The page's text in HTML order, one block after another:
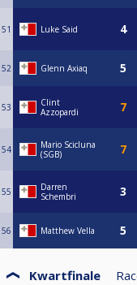
51 Luke Said
52 Glenn Axiaq
53
Clint
Azzopardi
54
Mario Scicluna
(SGB)
55
Darren
Schembri
56 Matthew Vella
Kwartfinale